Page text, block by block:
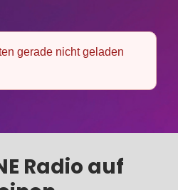
gerade nicht geladen
Radio auf